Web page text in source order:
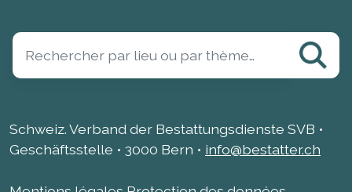
Schweiz. Verband der Bestattungsdienste SVB •
Geschäftsstelle • 3000 Bern • info@bestatter.ch